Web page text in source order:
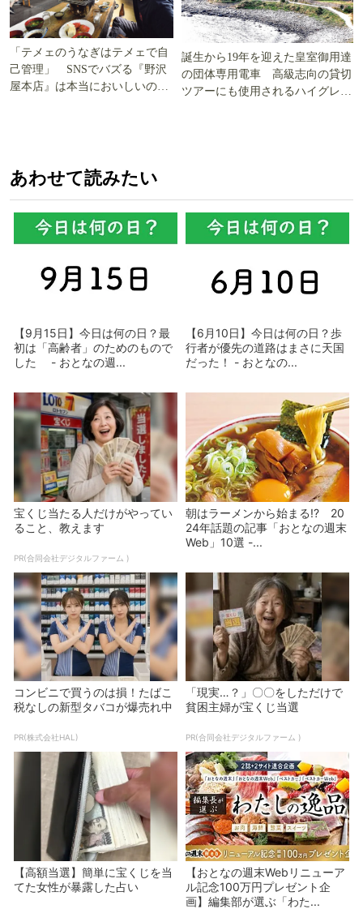
「テメェのうなぎはテメェで自
己管理」 SNSでバズる『野沢
屋本店』は本当においしいの
誕生から19年を迎えた皇室御用達
の団体専用電車 高級志向の貸切
ツアーにも使用されるハイグレー
あわせて読みたい
【9月15日】今日は何の日？最
初は「高齢者」のためのもので
した - おとなの週...
【6月10日】今日は何の日？歩
行者が優先の道路はまさに天国
だった！ - おとなの...
宝くじ当たる人だけがやってい
ること、教えます
PR(合同会社デジタルファーム )
朝はラーメンから始まる!? 20
24年話題の記事「おとなの週末
Web」10選 -...
コンビニで買うのは損！たばこ
税なしの新型タバコが爆売れ中
PR(株式会社HAL)
「現実…？」〇〇をしただけで
貧困主婦が宝くじ当選
PR(合同会社デジタルファーム )
【高額当選】簡単に宝くじを当
てた女性が暴露した占い
【おとなの週末Webリニューア
ル記念100万円プレゼント企
画】編集部が選ぶ「わた...